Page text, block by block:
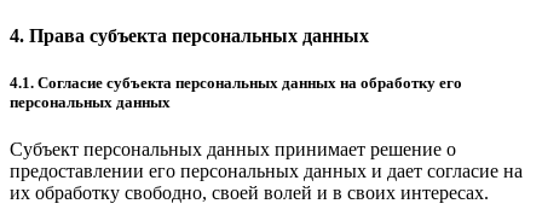
4. Права субъекта персональных данных
4.1. Согласие субъекта персональных данных на обработку его
персональных данных
Субъект персональных данных принимает решение о
предоставлении его персональных данных и дает согласие на
их обработку свободно, своей волей и в своих интересах.